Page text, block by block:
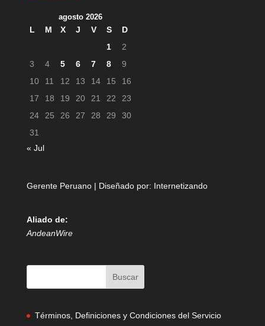
agosto 2026
L M X J V S
D
1
2
3
4 5 6 7 8
9
10
11 12 13 14 15
16
17
18 19 20 21 22
23
24
25 26 27 28 29
30
31
« Jul
Gerente Peruano | Diseñado por: Internetizando
Aliado de:
AndeanWire
Términos, Definiciones y Condiciones del Servicio